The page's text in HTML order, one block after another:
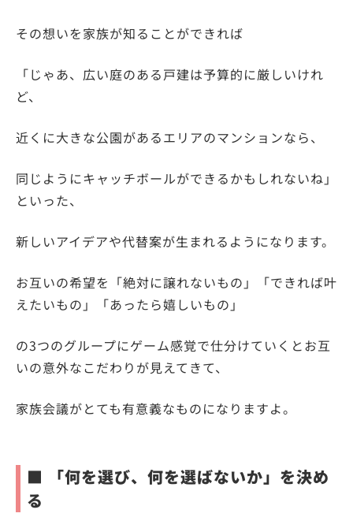
その想いを家族が知ることができれば
「じゃあ、広い庭のある戸建は予算的に厳しいけれ
ど、
近くに大きな公園があるエリアのマンションなら、
同じようにキャッチボールができるかもしれないね」
といった、
新しいアイデアや代替案が生まれるようになります。
お互いの希望を「絶対に譲れないもの」「できれば叶
えたいもの」「あったら嬉しいもの」
の3つのグループにゲーム感覚で仕分けていくとお互
いの意外なこだわりが見えてきて、
家族会議がとても有意義なものになりますよ。
■ 「何を選び、何を選ばないか」を決め
る